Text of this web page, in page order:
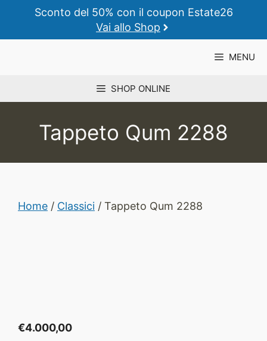
contenuto
Sconto del 50% con il coupon Estate26
Vai allo Shop
MENU
SHOP ONLINE
Tappeto Qum 2288
Home / Classici / Tappeto Qum 2288
€4.000,00